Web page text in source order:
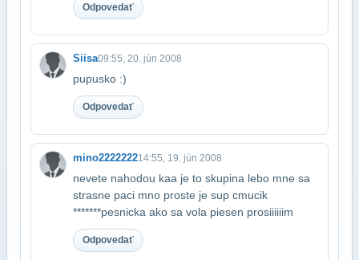
Odpovedať
Siisa09:55, 20. jún 2008
pupusko :)
Odpovedať
mino222222214:55, 19. jún 2008
nevete nahodou kaa je to skupina lebo mne sa
strasne paci mno proste je sup cmucik​
*******pesnicka ako sa vola piesen prosiiiiiim
Odpovedať